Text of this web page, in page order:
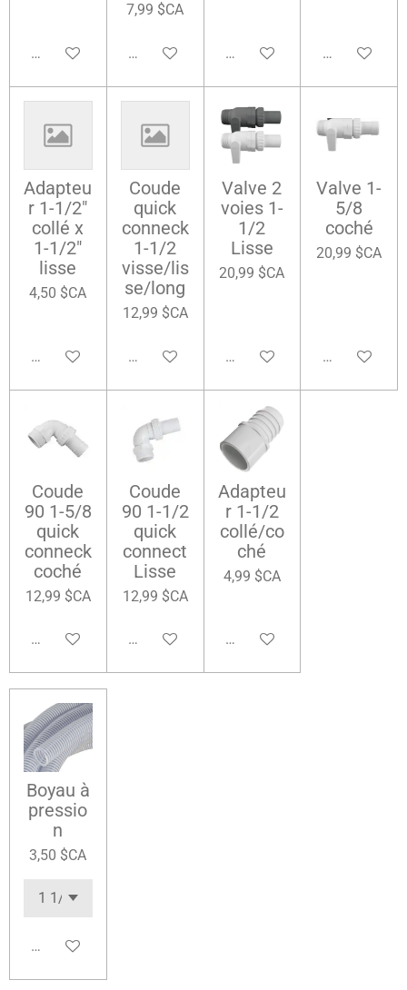
Ajouter au panier
7,99 $CA
Ajouter au panierAjouter au panierAjouter au
Adapteu
r 1-1/2"
collé x
1-1/2"
lisse
4,50 $CA
Ajouter au panier
Coude
quick
conneck
1-1/2
visse/lis
se/long
12,99 $CA
Ajouter au panier
Valve 2
voies 1-
1/2
Lisse
20,99 $CA
Ajouter au panier
Valve 1-
5/8
coché
20,99 $CA
Ajouter au
Coude
90 1-5/8
quick
conneck
coché
12,99 $CA
Ajouter au panier
Coude
90 1-1/2
quick
connect
Lisse
12,99 $CA
Ajouter au panier
Adapteu
r 1-1/2
collé/co
ché
4,99 $CA
Ajouter au panier
Boyau à
pressio
n
3,50 $CA
Ajouter au panier